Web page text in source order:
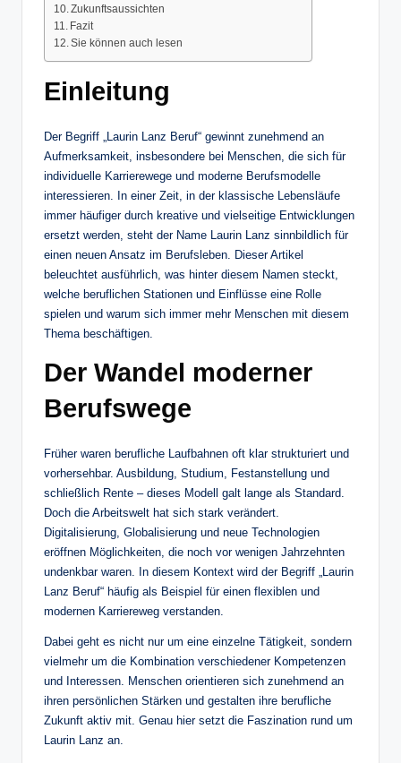
Zukunftsaussichten
Fazit
Sie können auch lesen
Einleitung
Der Begriff „Laurin Lanz Beruf“ gewinnt zunehmend an
Aufmerksamkeit, insbesondere bei Menschen, die sich für
individuelle Karrierewege und moderne Berufsmodelle
interessieren. In einer Zeit, in der klassische Lebensläufe
immer häufiger durch kreative und vielseitige Entwicklungen
ersetzt werden, steht der Name Laurin Lanz sinnbildlich für
einen neuen Ansatz im Berufsleben. Dieser Artikel
beleuchtet ausführlich, was hinter diesem Namen steckt,
welche beruflichen Stationen und Einflüsse eine Rolle
spielen und warum sich immer mehr Menschen mit diesem
Thema beschäftigen.
Der Wandel moderner
Berufswege
Früher waren berufliche Laufbahnen oft klar strukturiert und
vorhersehbar. Ausbildung, Studium, Festanstellung und
schließlich Rente – dieses Modell galt lange als Standard.
Doch die Arbeitswelt hat sich stark verändert.
Digitalisierung, Globalisierung und neue Technologien
eröffnen Möglichkeiten, die noch vor wenigen Jahrzehnten
undenkbar waren. In diesem Kontext wird der Begriff „Laurin
Lanz Beruf“ häufig als Beispiel für einen flexiblen und
modernen Karriereweg verstanden.
Dabei geht es nicht nur um eine einzelne Tätigkeit, sondern
vielmehr um die Kombination verschiedener Kompetenzen
und Interessen. Menschen orientieren sich zunehmend an
ihren persönlichen Stärken und gestalten ihre berufliche
Zukunft aktiv mit. Genau hier setzt die Faszination rund um
Laurin Lanz an.